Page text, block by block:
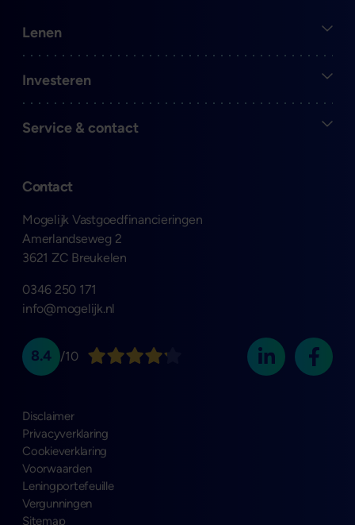
Contact
Mogelijk Vastgoedfinancieringen
Amerlandseweg 2
3621 ZC Breukelen
0346 250 171
info@mogelijk.nl
Open
Lenen
Open
Investeren
Open
Service & contact
8.4 /10
Disclaimer
Privacyverklaring
Cookieverklaring
Voorwaarden
Leningportefeuille
Vergunningen
Sitemap